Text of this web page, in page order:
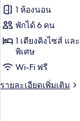
ของ
ห้อง
คลาส
สิ
1 ห้องนอน
พักได้ 6 คน
1 เตียงคิงไซส์ แ
พิเศษ
Wi-Fi ฟรี
รายละเอียดเพิ่มเติม
ราย